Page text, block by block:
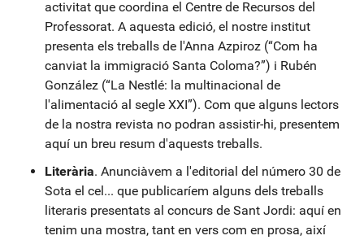
activitat que coordina el Centre de Recursos del
Professorat. A aquesta edició, el nostre institut
presenta els treballs de l'Anna Azpiroz (“Com ha
canviat la immigració Santa Coloma?”) i Rubén
González (“La Nestlé: la multinacional de
l'alimentació al segle XXI”). Com que alguns lectors
de la nostra revista no podran assistir-hi, presentem
aquí un breu resum d'aquests treballs.
Literària. Anunciàvem a l'editorial del número 30 de
Sota el cel... que publicaríem alguns dels treballs
literaris presentats al concurs de Sant Jordi: aquí en
tenim una mostra, tant en vers com en prosa, així